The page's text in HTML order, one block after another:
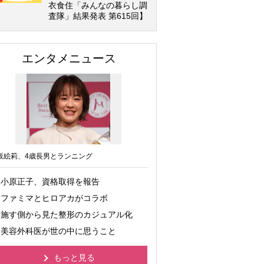
衣食住「みんなの暮らし調
査隊」結果発表 第615回】
エンタメニュース
絵莉、4歳長男とランニング
小原正子、資格取得を報告
ファミマとヒロアカがコラボ
施す側から見た整形のカジュアル化
美容外科医が世の中に思うこと
もっと見る